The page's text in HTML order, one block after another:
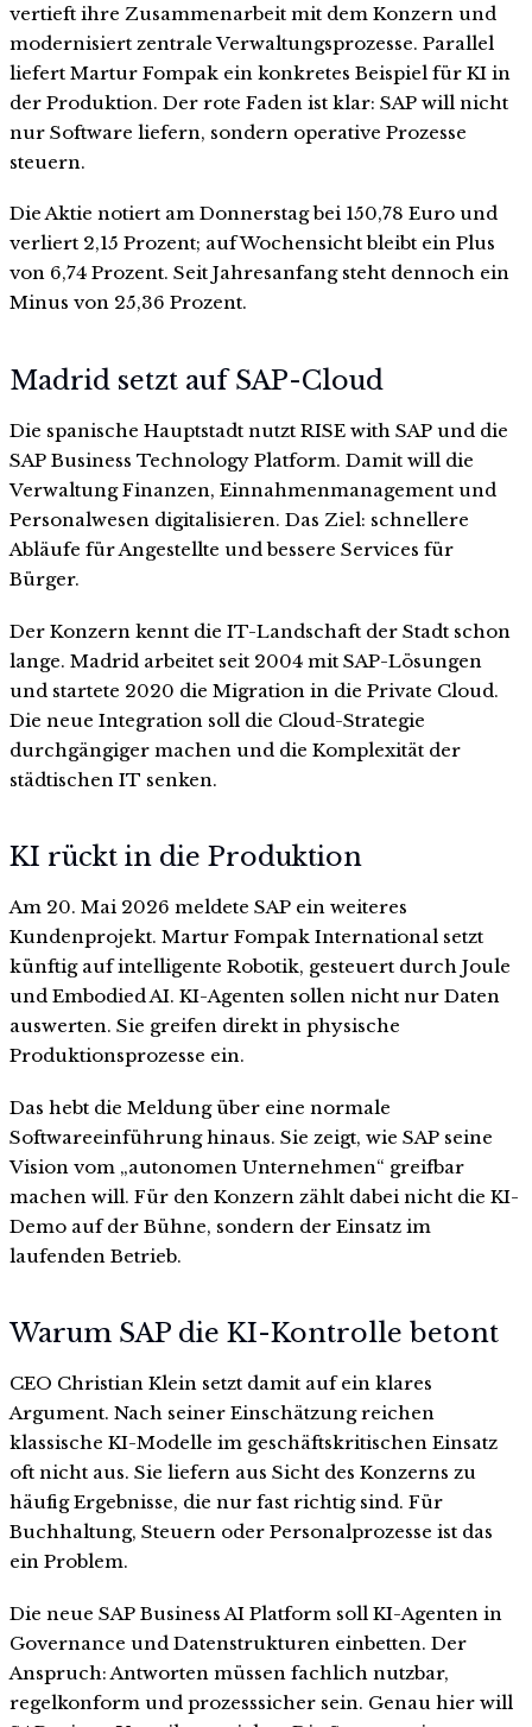
vertieft ihre Zusammenarbeit mit dem Konzern und
modernisiert zentrale Verwaltungsprozesse. Parallel
liefert Martur Fompak ein konkretes Beispiel für KI in
der Produktion. Der rote Faden ist klar: SAP will nicht
nur Software liefern, sondern operative Prozesse
steuern.
Die Aktie notiert am Donnerstag bei 150,78 Euro und
verliert 2,15 Prozent; auf Wochensicht bleibt ein Plus
von 6,74 Prozent. Seit Jahresanfang steht dennoch ein
Minus von 25,36 Prozent.
Madrid setzt auf SAP-Cloud
Die spanische Hauptstadt nutzt RISE with SAP und die
SAP Business Technology Platform. Damit will die
Verwaltung Finanzen, Einnahmenmanagement und
Personalwesen digitalisieren. Das Ziel: schnellere
Abläufe für Angestellte und bessere Services für
Bürger.
Der Konzern kennt die IT-Landschaft der Stadt schon
lange. Madrid arbeitet seit 2004 mit SAP-Lösungen
und startete 2020 die Migration in die Private Cloud.
Die neue Integration soll die Cloud-Strategie
durchgängiger machen und die Komplexität der
städtischen IT senken.
KI rückt in die Produktion
Am 20. Mai 2026 meldete SAP ein weiteres
Kundenprojekt. Martur Fompak International setzt
künftig auf intelligente Robotik, gesteuert durch Joule
und Embodied AI. KI-Agenten sollen nicht nur Daten
auswerten. Sie greifen direkt in physische
Produktionsprozesse ein.
Das hebt die Meldung über eine normale
Softwareeinführung hinaus. Sie zeigt, wie SAP seine
Vision vom „autonomen Unternehmen“ greifbar
machen will. Für den Konzern zählt dabei nicht die KI-
Demo auf der Bühne, sondern der Einsatz im
laufenden Betrieb.
Warum SAP die KI-Kontrolle betont
CEO Christian Klein setzt damit auf ein klares
Argument. Nach seiner Einschätzung reichen
klassische KI-Modelle im geschäftskritischen Einsatz
oft nicht aus. Sie liefern aus Sicht des Konzerns zu
häufig Ergebnisse, die nur fast richtig sind. Für
Buchhaltung, Steuern oder Personalprozesse ist das
ein Problem.
Die neue SAP Business AI Platform soll KI-Agenten in
Governance und Datenstrukturen einbetten. Der
Anspruch: Antworten müssen fachlich nutzbar,
regelkonform und prozesssicher sein. Genau hier will